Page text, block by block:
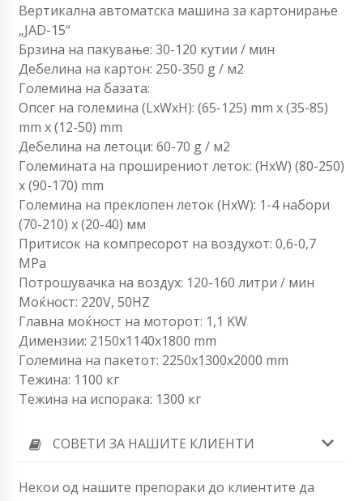
Вертикална автоматска машина за картонирање
„JAD-15“
Брзина на пакување: 30-120 кутии / мин
Дебелина на картон: 250-350 g / м2
Големина на базата:
Опсег на големина (LxWxH): (65-125) mm x (35-85)
mm x (12-50) mm
Дебелина на летоци: 60-70 g / м2
Големината на проширениот леток: (HxW) (80-250)
x (90-170) mm
Големина на преклопен леток (HxW): 1-4 набори
(70-210) x (20-40) мм
Притисок на компресорот на воздухот: 0,6-0,7
MPa
Потрошувачка на воздух: 120-160 литри / мин
Моќност: 220V, 50HZ
Главна моќност на моторот: 1,1 KW
Димензии: 2150x1140x1800 mm
Големина на пакетот: 2250x1300x2000 mm
Тежина: 1100 кг
Тежина на испорака: 1300 кг
СОВЕТИ ЗА НАШИТЕ КЛИЕНТИ
Некои од нашите препораки до клиентите да